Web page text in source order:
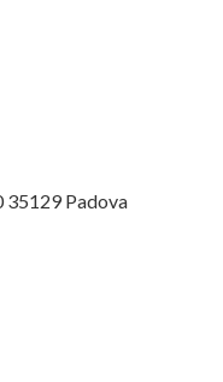
35129 Padova